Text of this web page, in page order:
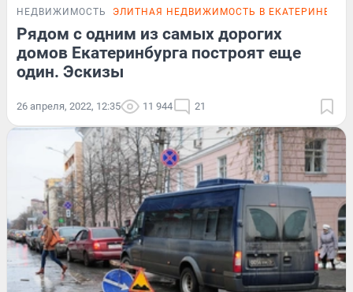
НЕДВИЖИМОСТЬ ЭЛИТНАЯ НЕДВИЖИМОСТЬ В
Рядом с одним из самых дорогих
домов Екатеринбурга построят еще
один. Эскизы
26 апреля, 2022, 12:35 11 944 21